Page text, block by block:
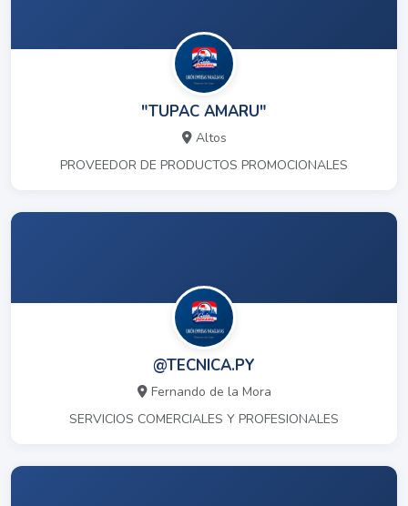
"TUPAC AMARU"
Altos
PROVEEDOR DE PRODUCTOS PROMOCIONALES
@TECNICA.PY
Fernando de la Mora
SERVICIOS COMERCIALES Y PROFESIONALES